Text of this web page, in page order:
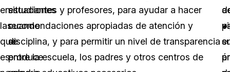
en
las
que
es
situaciones
cuando
se
produce
estudiantes y profesores, para ayudar a hacer
recomendaciones apropiadas de atención y
disciplina, y para permitir un nivel de transparencia
entre la escuela, los padres y otros centros de